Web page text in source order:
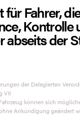
Fahrer,
Kontrolle
abseits der
der Delegierten
VII
können sich
Ankündigung geändert